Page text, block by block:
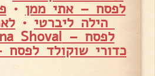
לפסח – אתי ממן •
הילה ליברטי •
לפסח – Anna Shoval
כדורי שוקולד